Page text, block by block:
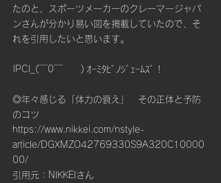
たのと、スポーツメーカーのクレーマージャパ
ンさんが分かり易い図を掲載していたので、そ
れを引用したいと思います。
|PC|_(￣0￣　　) ｵｰﾐﾀﾋﾞﾉｼﾞｪｰﾑｽﾞ！
◎年々感じる「体力の衰え」　その正体と予防
のコツ
https://www.nikkei.com/nstyle-
article/DGXMZO42769330S9A320C10000
00/
引用元：NIKKEIさん